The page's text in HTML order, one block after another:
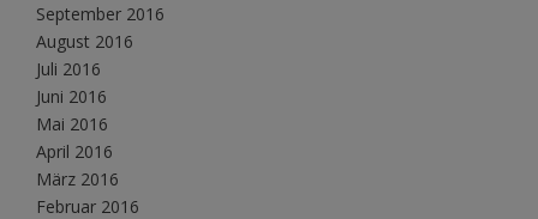
September 2016
August 2016
Juli 2016
Juni 2016
Mai 2016
April 2016
März 2016
Februar 2016